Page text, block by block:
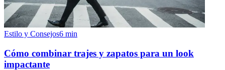
Estilo y Consejos6 min
Cómo combinar trajes y zapatos para un look
impactante